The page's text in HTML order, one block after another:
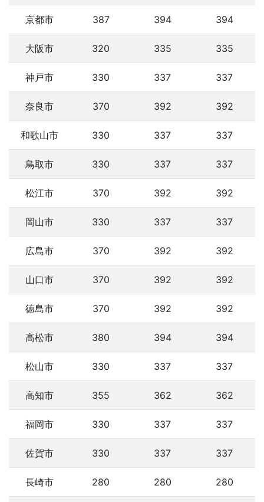
京都市 387 394 394
大阪市 320 335 335
神戸市 330 337 337
奈良市 370 392 392
和歌山市 330 337 337
鳥取市 330 337 337
松江市 370 392 392
岡山市 330 337 337
広島市 370 392 392
山口市 370 392 392
徳島市 370 392 392
高松市 380 394 394
松山市 330 337 337
高知市 355 362 362
福岡市 330 337 337
佐賀市 330 337 337
長崎市 280 280 280